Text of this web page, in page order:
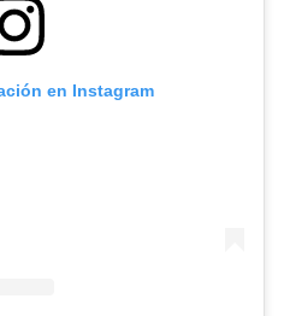
en Instagram